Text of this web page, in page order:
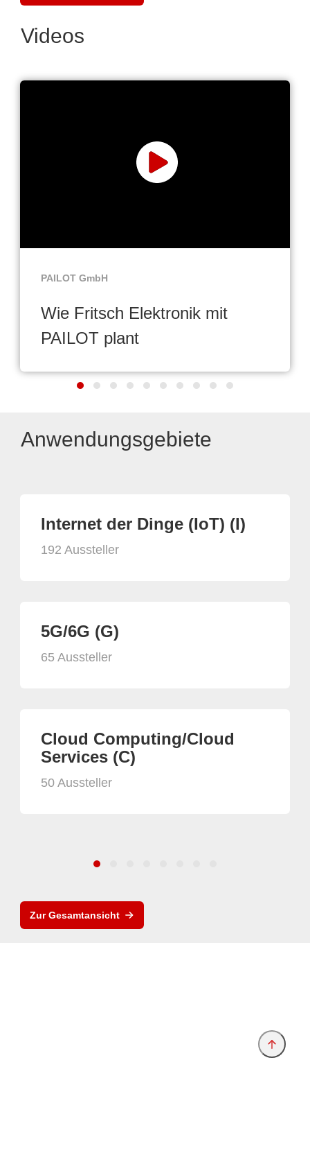
Videos
PAILOT GmbH
Wie Fritsch Elektronik mit
PAILOT plant
Anwendungsgebiete
Internet der Dinge (IoT) (I)
192 Aussteller
5G/6G (G)
65 Aussteller
Cloud Computing/Cloud
Services (C)
50 Aussteller
Zur Gesamtansicht